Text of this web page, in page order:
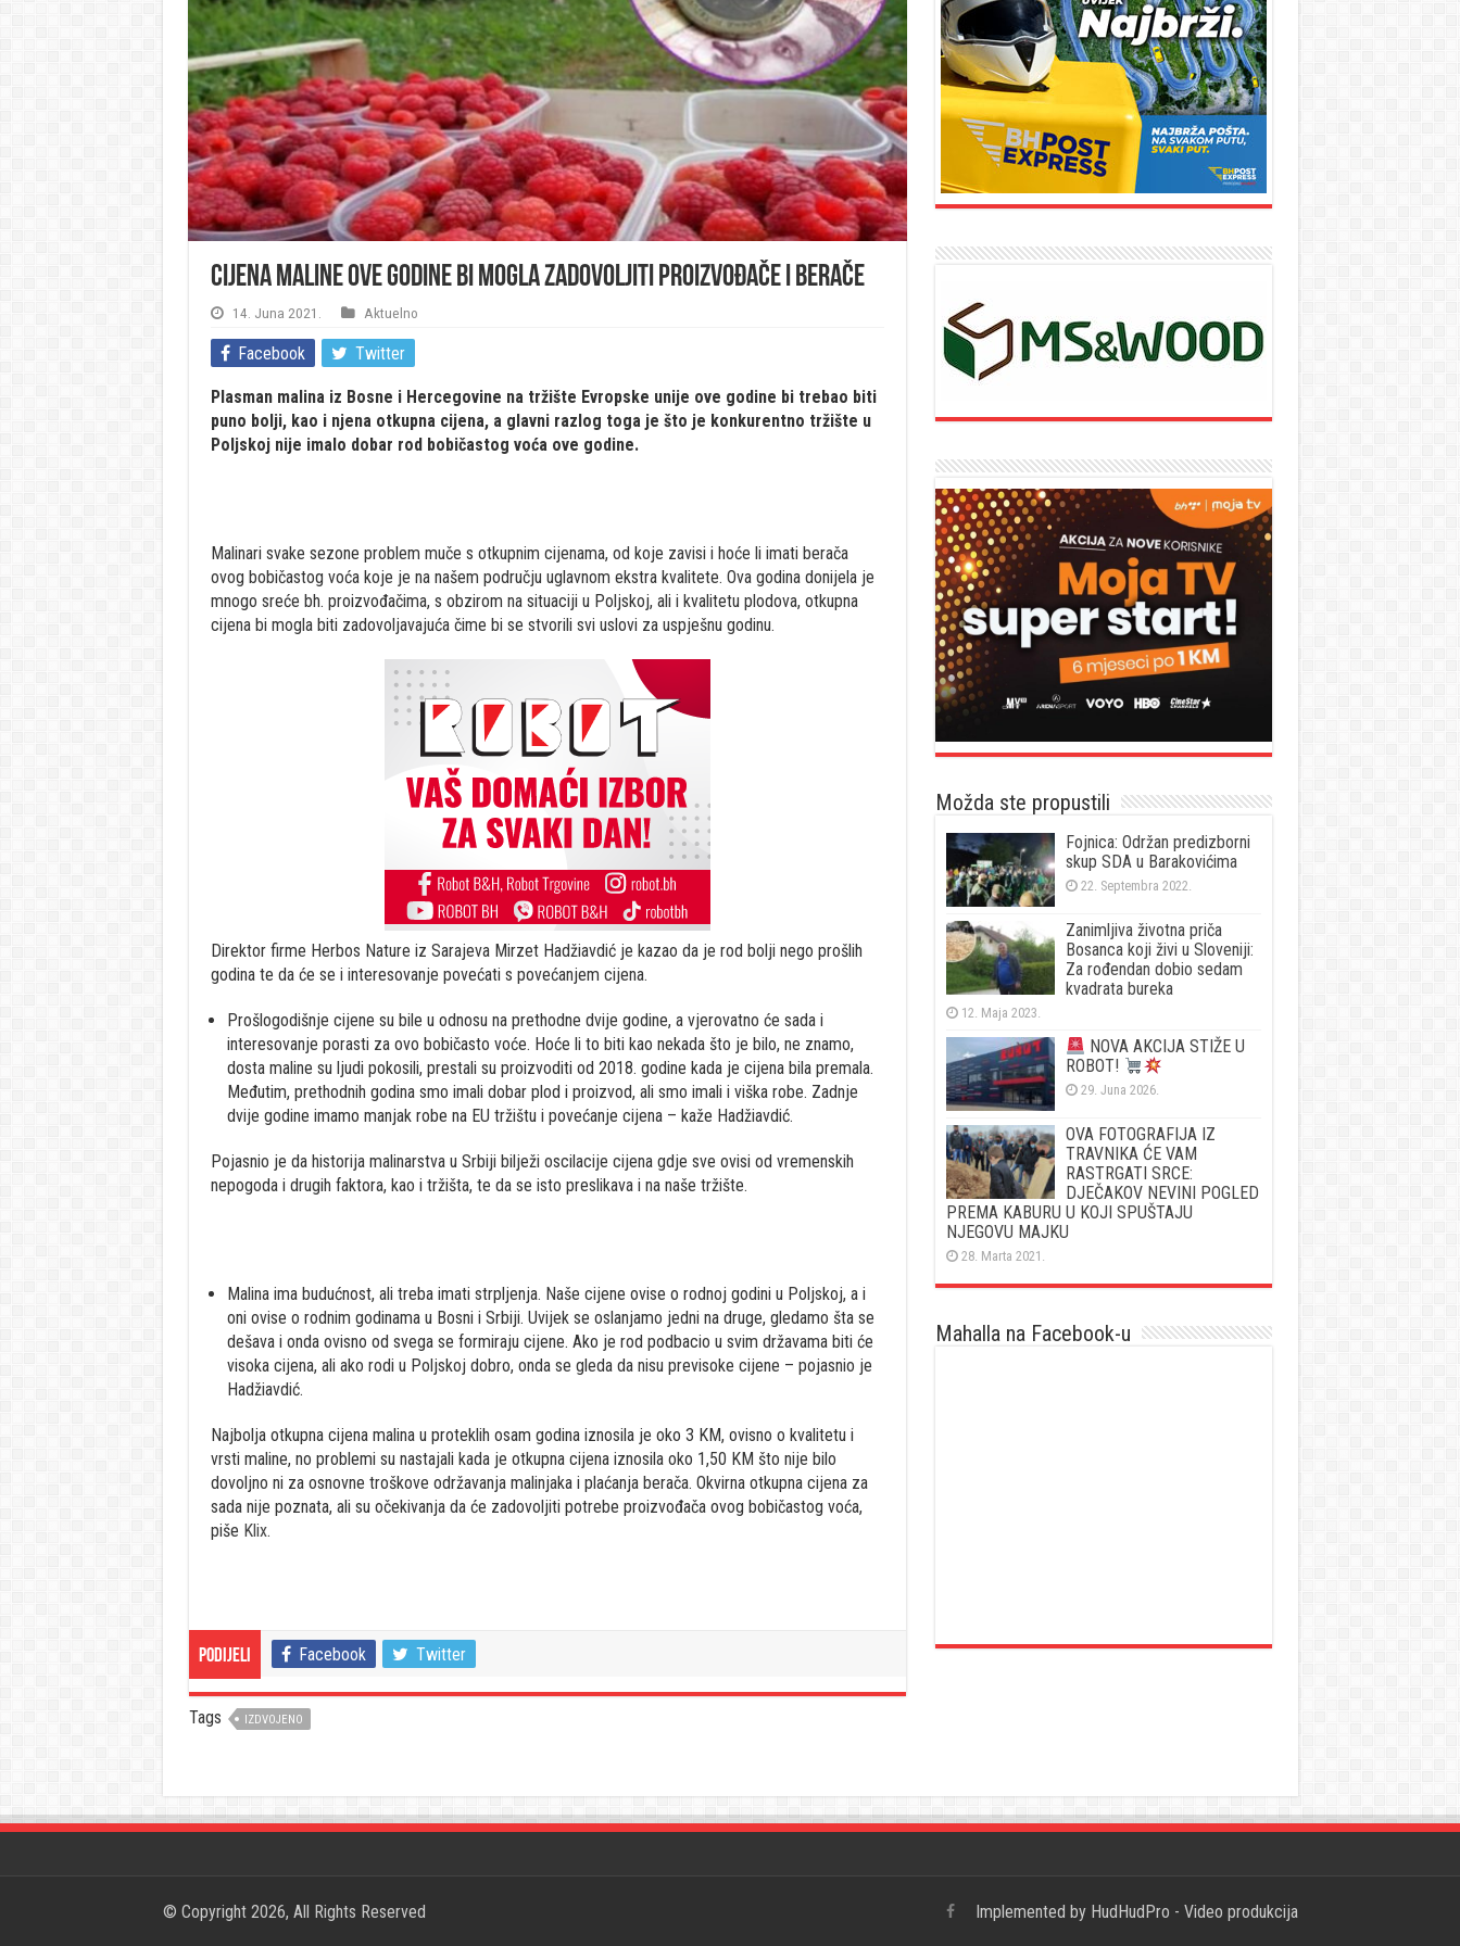
Cijena maline ove godine bi mogla zadovoljiti proizvođače i berače
14. Juna 2021. Aktuelno
Facebook Twitter
Plasman malina iz Bosne i Hercegovine na tržište Evropske unije ove godine bi trebao biti
puno bolji, kao i njena otkupna cijena, a glavni razlog toga je što je konkurentno tržište u
Poljskoj nije imalo dobar rod bobičastog voća ove godine.
Malinari svake sezone problem muče s otkupnim cijenama, od koje zavisi i hoće li imati berača
ovog bobičastog voća koje je na našem području uglavnom ekstra kvalitete. Ova godina donijela je
mnogo sreće bh. proizvođačima, s obzirom na situaciji u Poljskoj, ali i kvalitetu plodova, otkupna
cijena bi mogla biti zadovoljavajuća čime bi se stvorili svi uslovi za uspješnu godinu.
Direktor firme Herbos Nature iz Sarajeva Mirzet Hadžiavdić je kazao da je rod bolji nego prošlih
godina te da će se i interesovanje povećati s povećanjem cijena.
Prošlogodišnje cijene su bile u odnosu na prethodne dvije godine, a vjerovatno će sada i
interesovanje porasti za ovo bobičasto voće. Hoće li to biti kao nekada što je bilo, ne znamo,
dosta maline su ljudi pokosili, prestali su proizvoditi od 2018. godine kada je cijena bila premala.
Međutim, prethodnih godina smo imali dobar plod i proizvod, ali smo imali i viška robe. Zadnje
dvije godine imamo manjak robe na EU tržištu i povećanje cijena – kaže Hadžiavdić.
Pojasnio je da historija malinarstva u Srbiji bilježi oscilacije cijena gdje sve ovisi od vremenskih
nepogoda i drugih faktora, kao i tržišta, te da se isto preslikava i na naše tržište.
Malina ima budućnost, ali treba imati strpljenja. Naše cijene ovise o rodnoj godini u Poljskoj, a i
oni ovise o rodnim godinama u Bosni i Srbiji. Uvijek se oslanjamo jedni na druge, gledamo šta se
dešava i onda ovisno od svega se formiraju cijene. Ako je rod podbacio u svim državama biti će
visoka cijena, ali ako rodi u Poljskoj dobro, onda se gleda da nisu previsoke cijene – pojasnio je
Hadžiavdić.
Najbolja otkupna cijena malina u proteklih osam godina iznosila je oko 3 KM, ovisno o kvalitetu i
vrsti maline, no problemi su nastajali kada je otkupna cijena iznosila oko 1,50 KM što nije bilo
dovoljno ni za osnovne troškove održavanja malinjaka i plaćanja berača. Okvirna otkupna cijena za
sada nije poznata, ali su očekivanja da će zadovoljiti potrebe proizvođača ovog bobičastog voća,
piše Klix.
Podijeli Facebook Twitter
Tags IZDVOJENO
Možda ste propustili
Fojnica: Održan predizborni
skup SDA u Barakovićima
22. Septembra 2022.
Zanimljiva životna priča
Bosanca koji živi u Sloveniji:
Za rođendan dobio sedam
kvadrata bureka
12. Maja 2023.
NOVA AKCIJA STIŽE U
ROBOT!
29. Juna 2026.
OVA FOTOGRAFIJA IZ
TRAVNIKA ĆE VAM
RASTRGATI SRCE:
DJEČAKOV NEVINI POGLED
PREMA KABURU U KOJI SPUŠTAJU
NJEGOVU MAJKU
28. Marta 2021.
Mahalla na Facebook-u
Implemented by HudHudPro - Video produkcija
© Copyright 2026, All Rights Reserved